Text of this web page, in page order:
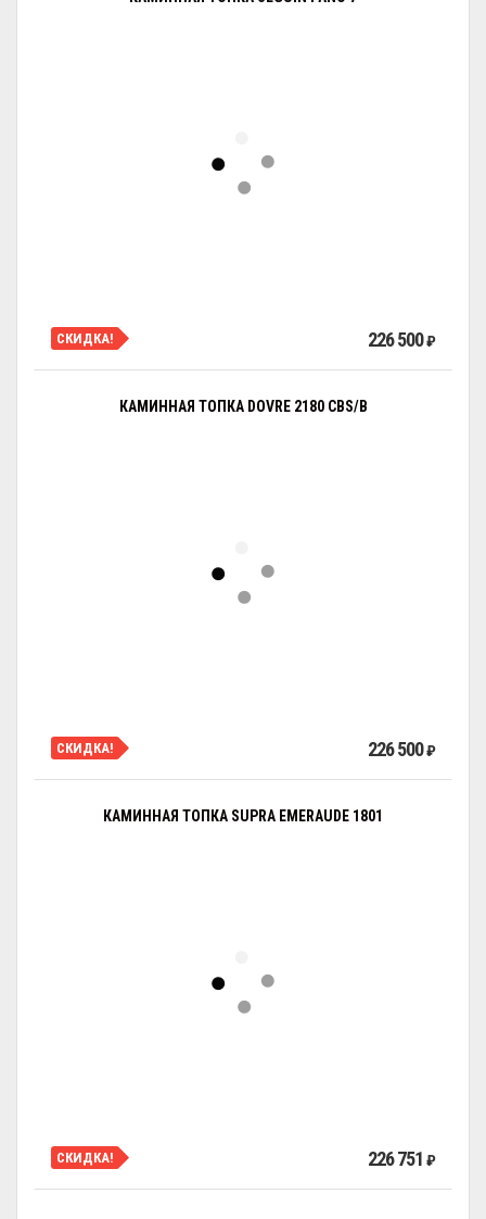
СКИДКА! 226 500₽
КАМИННАЯ ТОПКА DOVRE 2180 CBS/B
СКИДКА! 226 500₽
КАМИННАЯ ТОПКА SUPRA EMERAUDE 1801
СКИДКА! 226 751 ₽